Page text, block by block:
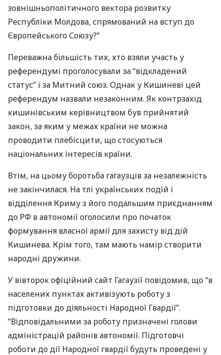
зовнішньополітичного вектора розвитку
Республіки Молдова, спрямований на вступ до
Європейського Союзу?”
Переважна більшість тих, хто взяли участь у
референдумі проголосували за “відкладений
статус” і за Митний союз. Однак у Кишиневі цей
референдум назвали незаконним. Як контрзахід
кишинівським керівництвом був прийнятий
закон, за яким у межах країни не можна
проводити плебісцити, що стосуються
національних інтересів країни.
Втім, на цьому боротьба гагаузців за незалежність
не закінчилася. На тлі українських подій і
відділення Криму з його подальшим приєднанням
до РФ в автономії оголосили про початок
формування власної армії для захисту від дій
Кишинева. Крім того, там мають намір створити
народні дружини.
У вівторок офіційний сайт Гагаузії повідомив, що “в
населених пунктах активізують роботу з
підготовки до діяльності Народної Гвардії”.
“Відповідальними за роботу призначені голови
адміністрацій районів автономії. Підготовчі
роботи до дії Народної гвардії будуть проведені у